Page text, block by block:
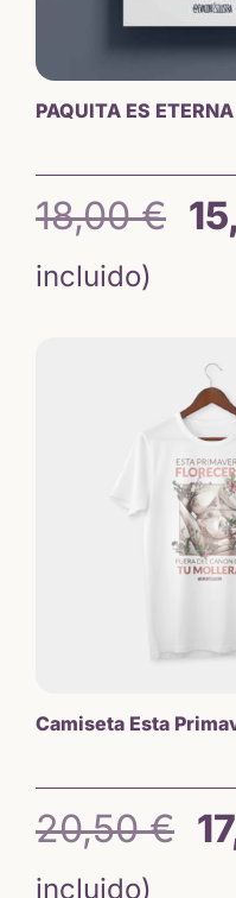
PAQUITA ES ETERNA
18,00€ El
era:
incluido)
Camiseta Esta
20,50€ El
incluido)